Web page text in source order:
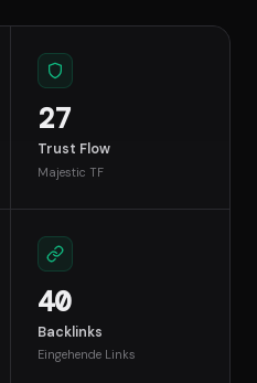
27
Trust Flow
Majestic TF
40
Backlinks
Eingehende Links